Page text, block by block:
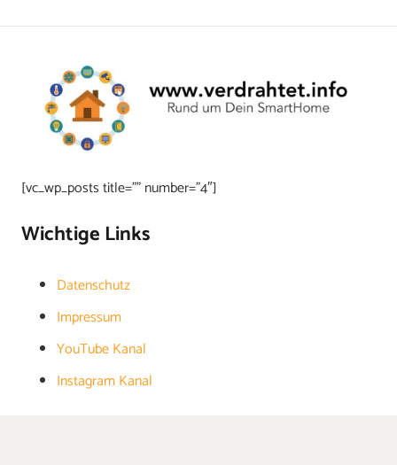
[vc_wp_posts title=”” number=”4″]
Wichtige Links
Datenschutz
Impressum
YouTube Kanal
Instagram Kanal